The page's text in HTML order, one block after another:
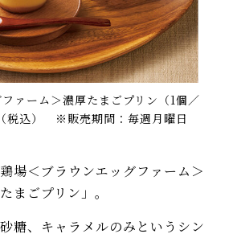
ァーム＞濃厚たまごプリン（1個／
税込） ※販売期間：毎週月曜日
場＜ブラウンエッグファーム＞
まごプリン」。
糖、キャラメルのみというシン